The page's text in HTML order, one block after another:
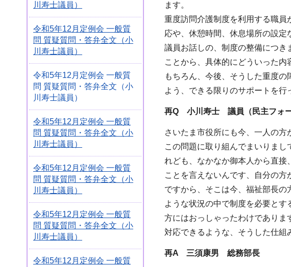
川寿士議員）
令和5年12月定例会 一般質
問 質疑質問・答弁全文（小
川寿士議員）
令和5年12月定例会 一般質
問 質疑質問・答弁全文（小
川寿士議員）
令和5年12月定例会 一般質
問 質疑質問・答弁全文（小
川寿士議員）
令和5年12月定例会 一般質
問 質疑質問・答弁全文（小
川寿士議員）
令和5年12月定例会 一般質
問 質疑質問・答弁全文（小
川寿士議員）
令和5年12月定例会 一般質
ます。
重度訪問介護制度を利用する職
応や、休憩時間、休息場所の設定
議員お話しの、制度の整備につき
ことから、具体的にどういった内
もちろん、今後、そうした重度
よう、できる限りのサポートを行
再Q 小川寿士 議員（民主フォー
さいたま市役所にも今、一人の
この問題に取り組んでまいりま
れども、なかなか御本人から直
ことを言えないんです、自分の方
ですから、そこは今、福祉部長
ような状況の中で制度を必要と
方にはおっしゃったわけでありま
対応できるような、そうした仕組
再A 三須康男 総務部長